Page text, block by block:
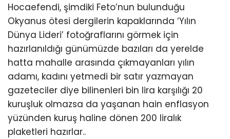
Hocaefendi, şimdiki Feto’nun bulunduğu
Okyanus ötesi dergilerin kapaklarında ‘Yılın
Dünya Lideri’ fotoğraflarını görmek için
hazırlanıldığı günümüzde bazıları da yerelde
hatta mahalle arasında çıkmayanları yılın
adamı, kadını yetmedi bir satır yazmayan
gazeteciler diye bilinenleri bin lira karşılığı 20
kuruşluk olmazsa da yaşanan hain enflasyon
yüzünden kuruş haline dönen 200 liralık
plaketleri hazırlar..